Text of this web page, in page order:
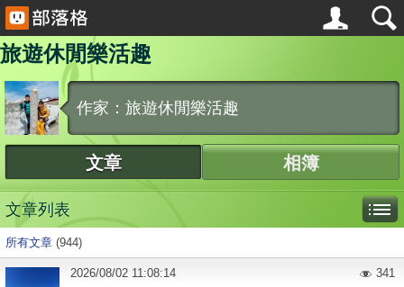
旅遊休閒樂活趣
作家：旅遊休閒樂活趣
文章 相簿
文章列表
所有文章 (944)
2026/08/02 11:08:14 341